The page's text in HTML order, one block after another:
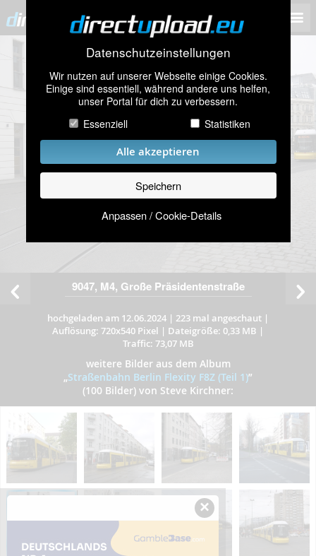
Datenschutzeinstellungen
Wir nutzen auf unserer Webseite einige Cookies.
Einige sind essentiell, während andere uns helfen,
unser Portal für dich zu verbessern.
Essenziell
Statistiken
Alle akzeptieren
Speichern
Anpassen / Cookie-Details
9047, M4, Große Präsidentenstraße
hochgeladen am 12.06.2024 | 223 mal angeschaut |
Auflösung: 720x540 Pixel | Dateigröße: 0,33 MB |
Traffic: 73,07 MB
weitere Bilder aus dem Album
„Straßenbahn Berlin Flexity F8Z (Teil 1)”
(100 Bilder) von Steve Kirchner:
×